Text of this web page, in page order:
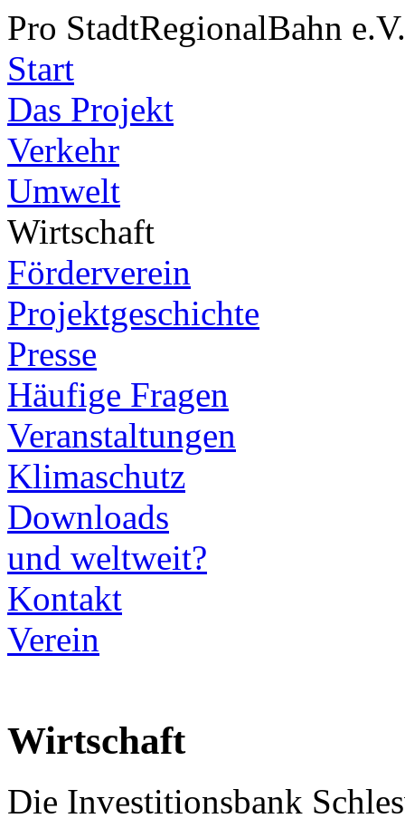
Pro StadtRegionalBahn e.V.
Start
Das Projekt
Verkehr
Umwelt
Wirtschaft
Förderverein
Projektgeschichte
Presse
Häufige Fragen
Veranstaltungen
Klimaschutz
Downloads
und weltweit?
Kontakt
Verein
Wirtschaft
Die Investitionsbank